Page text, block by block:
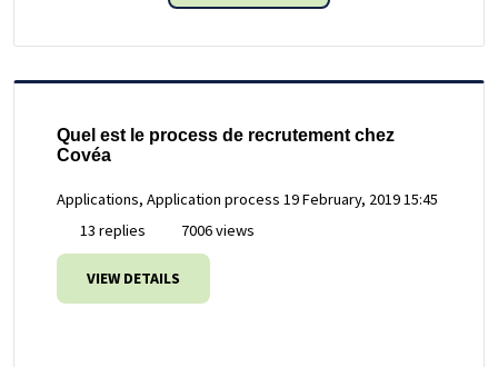
Quel est le process de recrutement chez
Covéa
Applications, Application process 19 February, 2019 15:45
13 replies
7006 views
VIEW DETAILS